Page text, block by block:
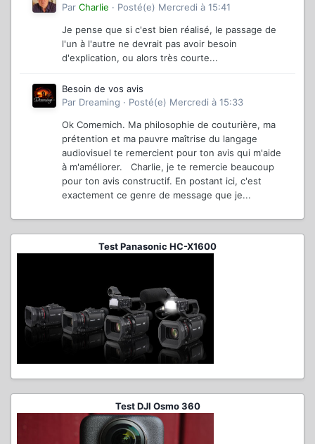
Par Charlie · Posté(e) Mercredi à 15:41
Je pense que si c'est bien réalisé, le passage de
l'un à l'autre ne devrait pas avoir besoin
d'explication, ou alors très courte...
Besoin de vos avis
Par Dreaming · Posté(e) Mercredi à 15:33
Ok Comemich. Ma philosophie de couturière, ma
prétention et ma pauvre maîtrise du langage
audiovisuel te remercient pour ton avis qui m'aide
à m'améliorer. Charlie, je te remercie beaucoup
pour ton avis constructif. En postant ici, c'est
exactement ce genre de message que je...
Test Panasonic HC-X1600
Test DJI Osmo 360